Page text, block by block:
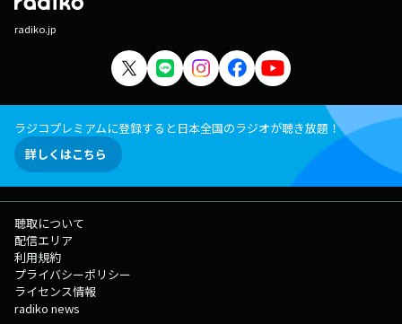
radiko.jp
ラジコプレミアムに登録すると日本全国のラジオが聴き放題！
詳しくはこちら
聴取について
配信エリア
利用規約
プライバシーポリシー
ライセンス情報
radiko news